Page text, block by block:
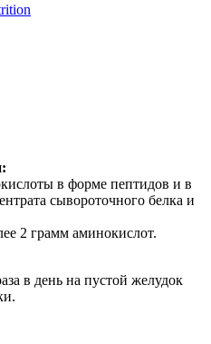
в форме пептидов и в
сывороточного белка и
2 грамм аминокислот.
в день на пустой желудок